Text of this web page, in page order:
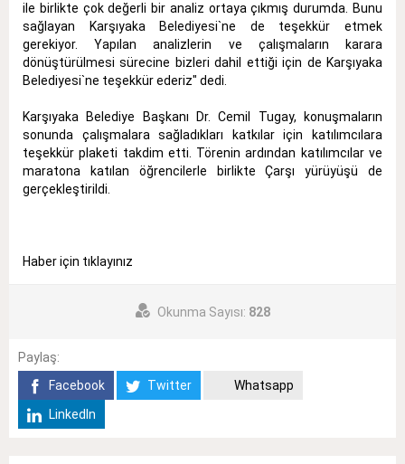
ile birlikte çok değerli bir analiz ortaya çıkmış durumda. Bunu
sağlayan Karşıyaka Belediyesi`ne de teşekkür etmek
gerekiyor. Yapılan analizlerin ve çalışmaların karara
dönüştürülmesi sürecine bizleri dahil ettiği için de Karşıyaka
Belediyesi`ne teşekkür ederiz" dedi.
Karşıyaka Belediye Başkanı Dr. Cemil Tugay, konuşmaların
sonunda çalışmalara sağladıkları katkılar için katılımcılara
teşekkür plaketi takdim etti. Törenin ardından katılımcılar ve
maratona katılan öğrencilerle birlikte Çarşı yürüyüşü de
gerçekleştirildi.
Haber için tıklayınız
Okunma Sayısı: 828
Paylaş:
Facebook
Twitter
Whatsapp
LinkedIn